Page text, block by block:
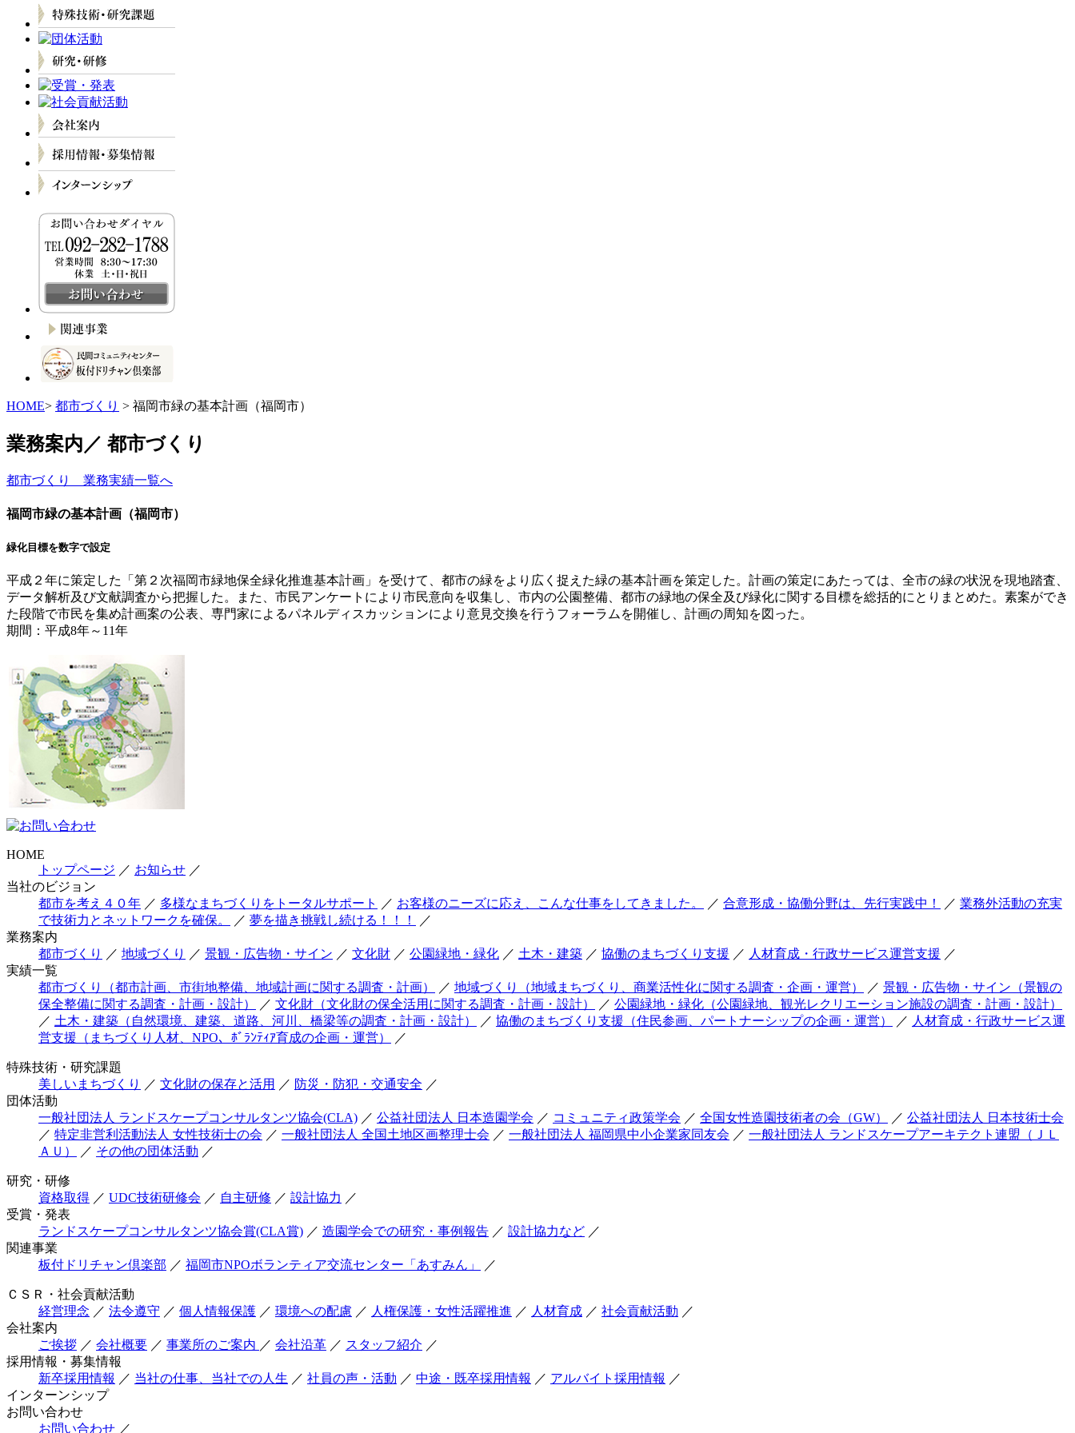
HOME> 都市づくり > 福岡市緑の基本計画（福岡市）
業務案内／ 都市づくり
都市づくり 業務実績一覧へ
福岡市緑の基本計画（福岡市）
緑化目標を数字で設定
平成２年に策定した「第２次福岡市緑地保全緑化推進基本計画」を受けて、都市の緑をより広く捉えた緑の基本計画を策定した。計画の策定にあたっては、全市の緑の状況を現地踏査、
データ解析及び文献調査から把握した。また、市民アンケートにより市民意向を収集し、市内の公園整備、都市の緑地の保全及び緑化に関する目標を総括的にとりまとめた。素案ができ
た段階で市民を集め計画案の公表、専門家によるパネルディスカッションにより意見交換を行うフォーラムを開催し、計画の周知を図った。
期間：平成8年～11年
HOME
トップページ ／ お知らせ ／
当社のビジョン
都市を考え４０年 ／ 多様なまちづくりをトータルサポート ／ お客様のニーズに応え、こんな仕事をしてきました。 ／ 合意形成・協働分野は、先行実践中！ ／ 業務外活動の充実
で技術力とネットワークを確保。
／ 夢を描き挑戦し続ける！！！
／
業務案内
都市づくり
／ 地域づくり ／ 景観・広告物・サイン ／ 文化財 ／ 公園緑地・緑化 ／ 土木・建築 ／ 協働のまちづくり支援 ／ 人材育成・行政サービス運営支援 ／
実績一覧
都市づくり（都市計画、市街地整備、地域計画に関する調査・計画）
／ 地域づくり（地域まちづくり、商業活性化に関する調査・企画・運営） ／ 景観・広告物・サイン（景観の
保全整備に関する調査・計画・設計）
／ 文化財（文化財の保全活用に関する調査・計画・設計） ／ 公園緑地・緑化（公園緑地、観光レクリエーション施設の調査・計画・設計）
／ 土木・建築（自然環境、建築、道路、河川、橋梁等の調査・計画・設計） ／ 協働のまちづくり支援（住民参画、パートナーシップの企画・運営） ／ 人材育成・行政サービス運
営支援（まちづくり人材、NPO、ﾎﾞﾗﾝﾃｨｱ育成の企画・運営）
／
特殊技術・研究課題
美しいまちづくり
／ 文化財の保存と活用 ／ 防災・防犯・交通安全 ／
団体活動
一般社団法人 ランドスケープコンサルタンツ協会(CLA) ／ 公益社団法人 日本造園学会 ／ コミュニティ政策学会 ／ 全国女性造園技術者の会（GW） ／ 公益社団法人 日本技術士会
／ 特定非営利活動法人 女性技術士の会 ／ 一般社団法人 全国土地区画整理士会 ／ 一般社団法人 福岡県中小企業家同友会 ／ 一般社団法人 ランドスケープアーキテクト連盟（ＪＬ
ＡＵ）
／ その他の団体活動 ／
研究・研修
資格取得 ／ UDC技術研修会 ／ 自主研修 ／ 設計協力 ／
受賞・発表
ランドスケープコンサルタンツ協会賞(CLA賞) ／ 造園学会での研究・事例報告 ／ 設計協力など ／
関連事業
板付ドリチャン倶楽部 ／ 福岡市NPOボランティア交流センター「あすみん」 ／
ＣＳＲ・社会貢献活動
経営理念 ／ 法令遵守 ／ 個人情報保護 ／ 環境への配慮 ／ 人権保護・女性活躍推進 ／ 人材育成 ／ 社会貢献活動 ／
会社案内
ご挨拶 ／ 会社概要 ／ 事業所のご案内 ／ 会社沿革 ／ スタッフ紹介 ／
採用情報・募集情報
新卒採用情報 ／ 当社の仕事、当社での人生 ／ 社員の声・活動 ／ 中途・既卒採用情報 ／ アルバイト採用情報 ／
インターンシップ
お問い合わせ
お問い合わせ ／